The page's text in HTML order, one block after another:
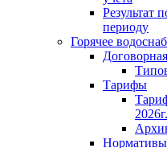
Результат
периоду
Горячее
Тарифы
2026г.
Нормативы